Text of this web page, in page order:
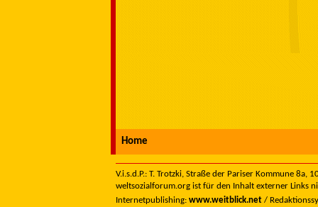
Home
V.i.s.d.P.: T. Trotzki, Straße der Pariser Kommune
weltsozialforum.org ist für den Inhalt externer Links
Internetpublishing: www.weitblick.net /